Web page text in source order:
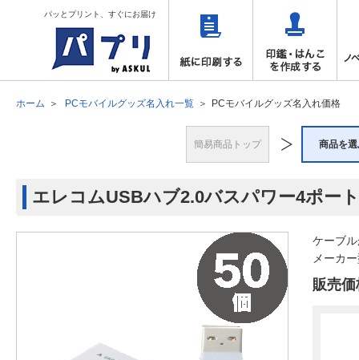
パッとプリント、すぐにお届け
ホーム PCモバイルグッズ名入れ一覧 PCモバイルグッズ名入れ価格
簡易商品トップ 商品を
エレコムUSBハブ2.0バスパワー4ポー
ケーブ
メーカ
販売価